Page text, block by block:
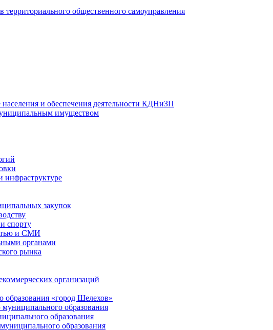
общественного самоуправления
и обеспечения деятельности КДНиЗП
имуществом
инфраструктуре
закупок
спорту
и СМИ
органами
рынка
организаций
«город Шелехов»
образования
образования
образования